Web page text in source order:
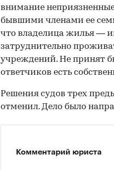
внимание
бывшими членами ее
что владелица жилья —
затруднительно
учреждений. Не принят
ответчиков есть
Решения судов трех
отменил. Дело было
Комментарий юриста